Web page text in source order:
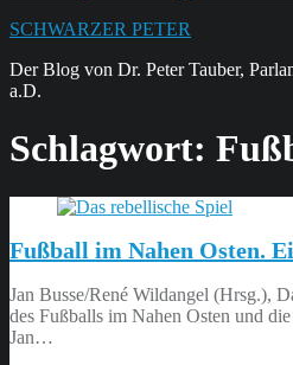
SCHWARZER PETER
Der Blog von Dr. Peter Tauber,
a.D.
Schlagwort:
Fußball im Nahen Osten.
Jan Busse/René Wildangel (Hrsg.),
des Fußballs im Nahen Osten und
Jan…